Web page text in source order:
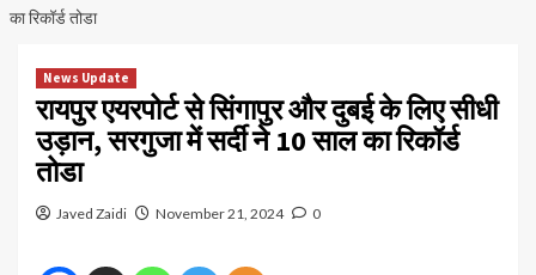
का रिकॉर्ड तोडा
News Update
रायपुर एयरपोर्ट से सिंगापुर और दुबई के लिए सीधी
उड़ान, सरगुजा में सर्दी ने 10 साल का रिकॉर्ड
तोडा
Javed Zaidi November 21, 2024 0